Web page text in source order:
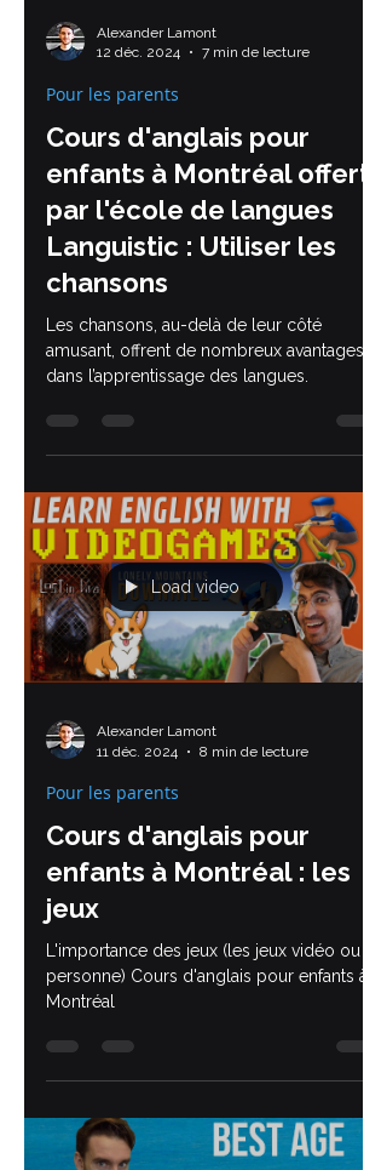
12 déc. 2024
Pour les parents
Cours d'anglais pour
enfants à Montréal offerts
par l'école de langues
Languistic : Utiliser les
chansons
Les chansons, au-delà de leur côté
dans l’apprentissage des langues.
Load video
11 déc. 2024
Pour les parents
Cours d'anglais pour
enfants à Montréal : les
jeux
L'importance des jeux (les jeux vidéo ou en
Montréal